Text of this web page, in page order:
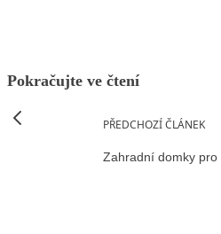
Pokračujte ve čtení
PŘEDCHOZÍ ČLÁNEK
Zahradní domky pro